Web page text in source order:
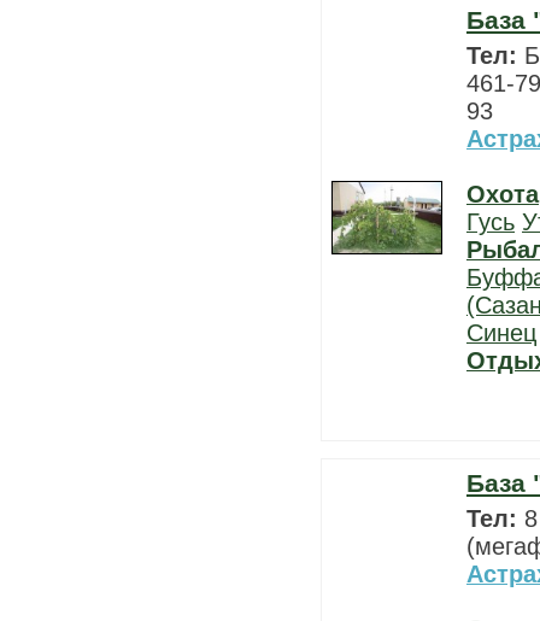
База
Тел:
461-
93
Охота
Гусь
Синец
База
Тел: